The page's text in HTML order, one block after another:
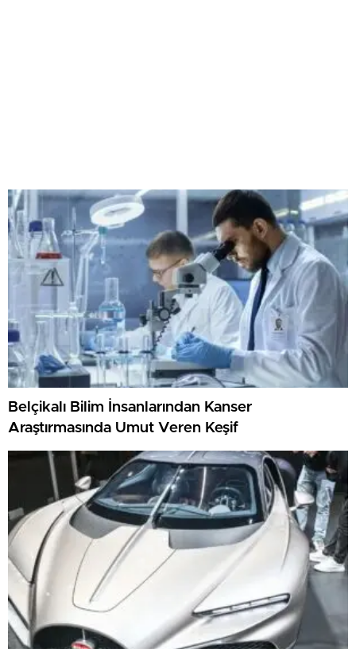
Belçikalı Bilim İnsanlarından Kanser
Araştırmasında Umut Veren Keşif